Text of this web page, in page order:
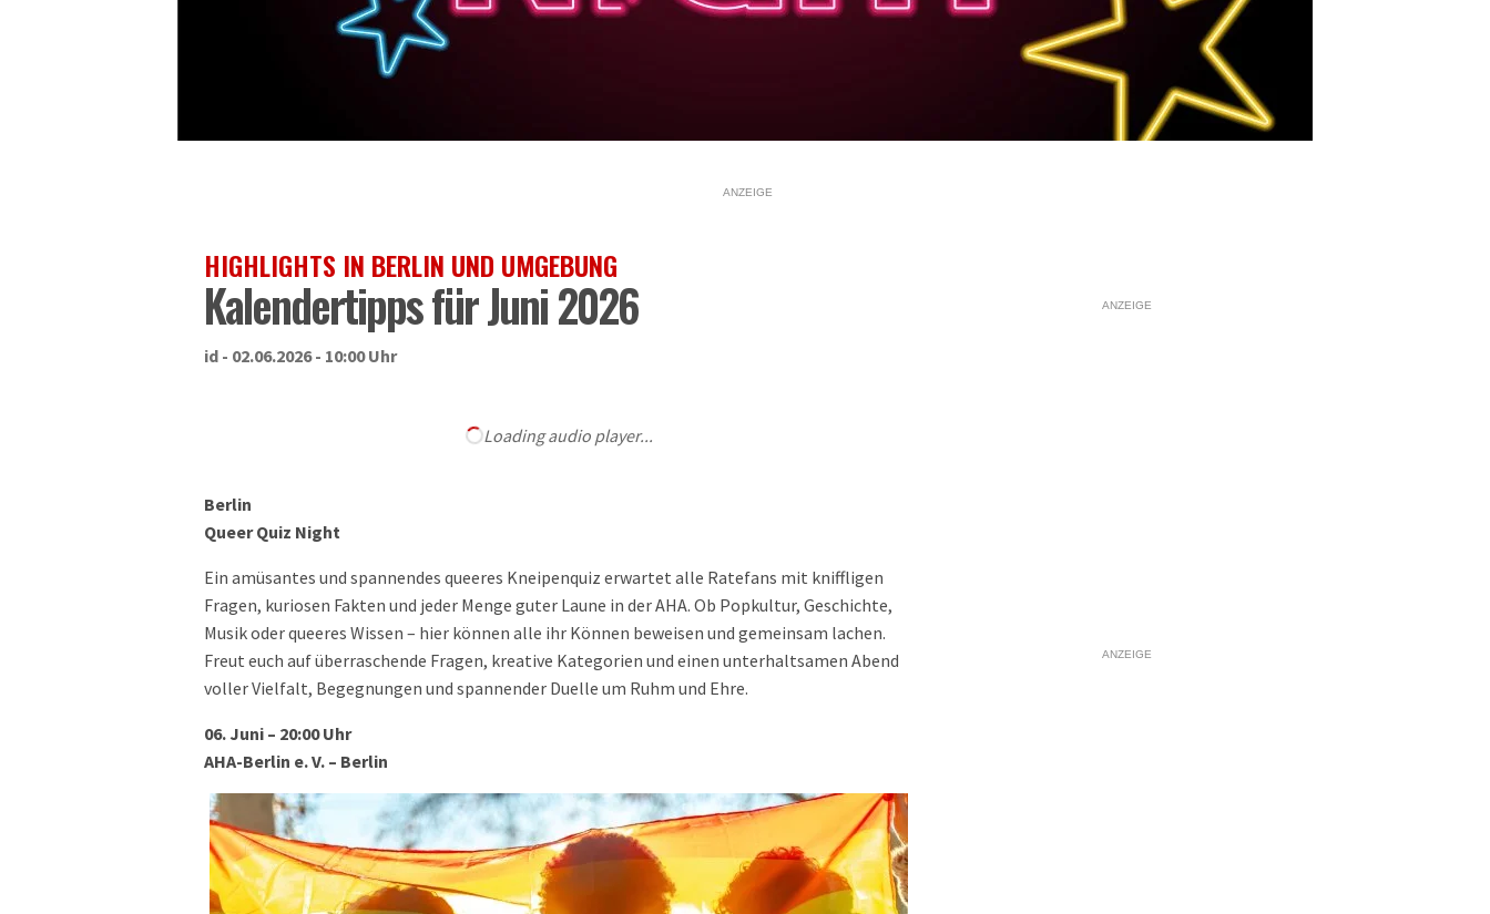
ANZEIGE
HIGHLIGHTS IN BERLIN UND UMGEBUNG
Kalendertipps für Juni 2026
id - 02.06.2026 - 10:00 Uhr
Loading audio player...
Berlin
Queer Quiz Night
Ein amüsantes und spannendes queeres Kneipenquiz erwartet alle Ratefans mit kniffligen
Fragen, kuriosen Fakten und jeder Menge guter Laune in der AHA. Ob Popkultur, Geschichte,
Musik oder queeres Wissen – hier können alle ihr Können beweisen und gemeinsam lachen.
Freut euch auf überraschende Fragen, kreative Kategorien und einen unterhaltsamen Abend
voller Vielfalt, Begegnungen und spannender Duelle um Ruhm und Ehre.
06. Juni – 20:00 Uhr
AHA-Berlin e. V. – Berlin
ANZEIGE
ANZEIGE